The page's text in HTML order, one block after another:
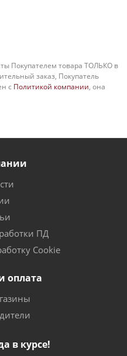
Покупателем товара ТОЛЬКО в
заказ, Покупатель
с Политикой компании, она
ПД
Cookie
оплата
в курсе!